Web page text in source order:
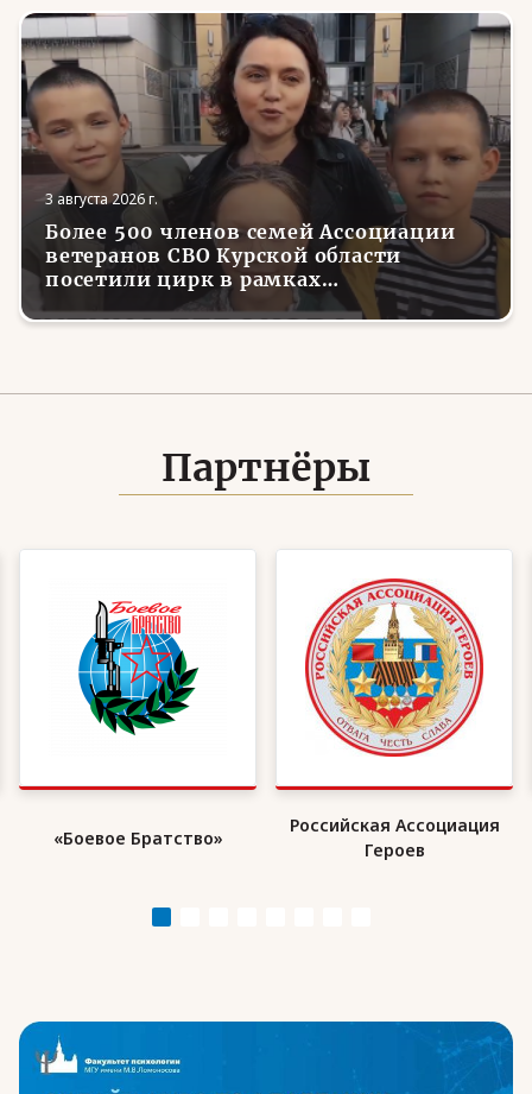
3 августа 2026 г.
Более 500 членов семей Ассоциации
ветеранов СВО Курской области
посетили цирк в рамках
всероссийской акции
Партнёры
«Боевое Братство»
Российская Ассоциация
Героев